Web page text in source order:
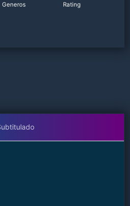
Generos Rating